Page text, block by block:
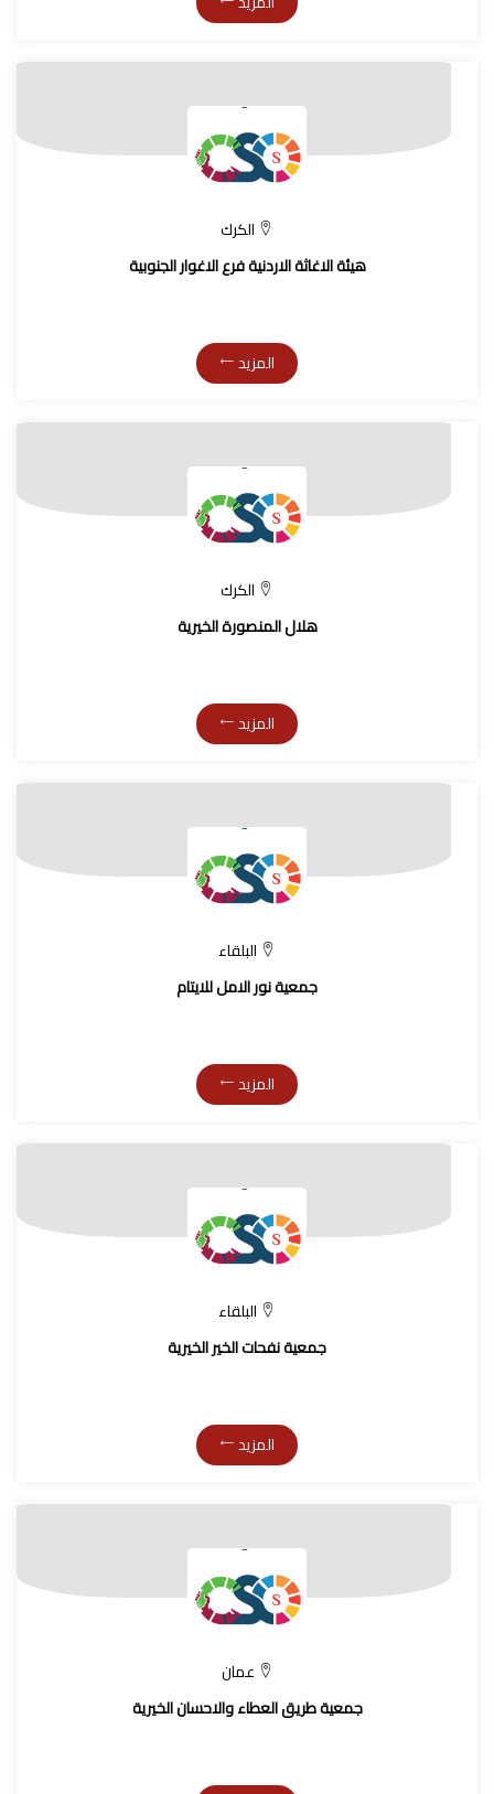
الكرك
هيئة الاغاثة الاردنية فرع الاغوار الجنوبية
المزيد
الكرك
هلال المنصورة الخيرية
المزيد
البلقاء
جمعية نور الامل للايتام
المزيد
البلقاء
جمعية نفحات الخير الخيرية
المزيد
عمان
جمعية طريق العطاء والاحسان الخيرية